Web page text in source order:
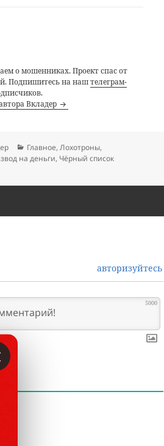
о мошенниках. Проект спас от
Подпишитесь на наштелеграм-
Вкладер
Рубрики
Главное,Лохотроны,
на деньги, Чёрный список
авторизуйтесь
5000